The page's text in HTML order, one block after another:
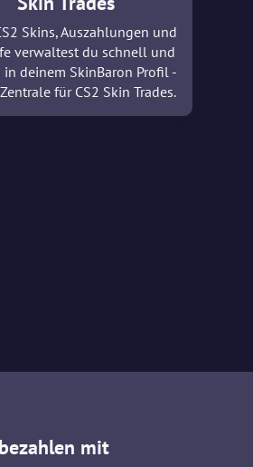
Skins, Auszahlungen und
verwaltest du schnell und
in deinem SkinBaron Profil -
für CS2 Skin Trades.
mit